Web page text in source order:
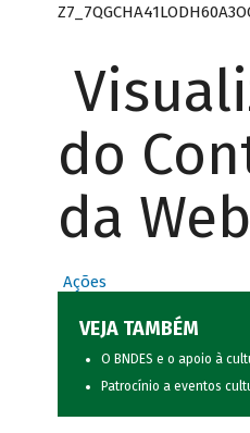
do
da Web
Ações
VEJA TAMBÉM
O BNDES e o apoio à
Patrocínio a eventos